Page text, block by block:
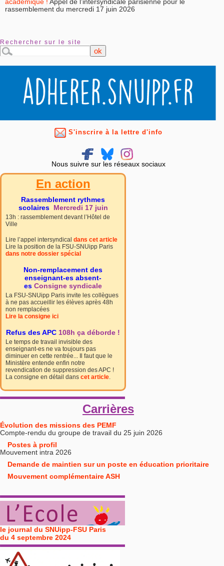
académique ! Appel de l’intersyndicale parisienne pour le
rassemblement du mercredi 17 juin 2026
Rechercher sur le site
S'inscrire à la lettre d'info
Nous suivre sur les réseaux sociaux
En action
Rassemblement rythmes
scolaires
Mercredi 17 juin
13h : rassemblement devant l’Hôtel de
Ville
Lire l’appel intersyndical dans cet article
Lire la position de la FSU-SNUipp Paris
dans notre dossier spécial
Non-remplacement des
enseignant-es absent-
es Consigne syndicale
La FSU-SNUipp Paris invite les collègues
à ne pas accueillir les élèves après 48h
non remplacées
Lire la consigne ici
Refus des APC 108h ça déborde !
Le temps de travail invisible des
enseignant-es ne va toujours pas
diminuer en cette rentrée... Il faut que le
Ministère entende enfin notre
revendication de suppression des APC !
La consigne en détail dans cet article.
Carrières
Évolution des missions des PEMF
Compte-rendu du groupe de travail du 25 juin 2026
Postes à profil
Mouvement intra 2026
Demande de maintien sur un poste en éducation prioritaire
Mouvement complémentaire ASH
le journal du SNUipp-FSU Paris
du 4 septembre 2024